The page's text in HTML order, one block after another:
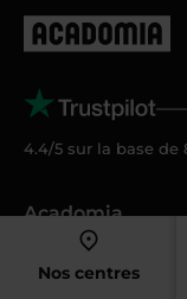
Nos centres
4.4/5 sur la base de
Acadomia
Qui sommes-nous
Nos tarifs